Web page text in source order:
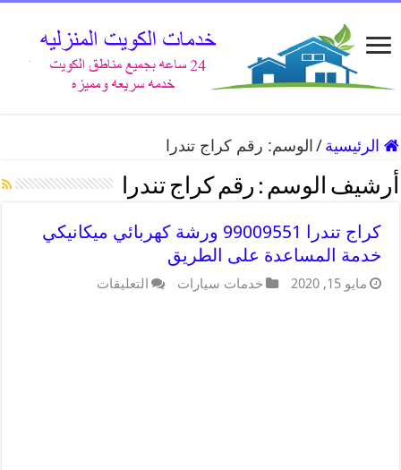
الرئيسية / الوسم: رقم كراج تندرا
أرشيف الوسم : رقم كراج تندرا
كراج تندرا 99009551 ورشة كهربائي ميكانيكي
خدمة المساعدة على الطريق
مايو 15, 2020 خدمات سيارات التعليقات